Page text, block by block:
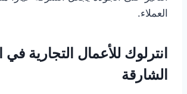
العملاء.
انترلوك للأعمال التجارية في
الشارقة